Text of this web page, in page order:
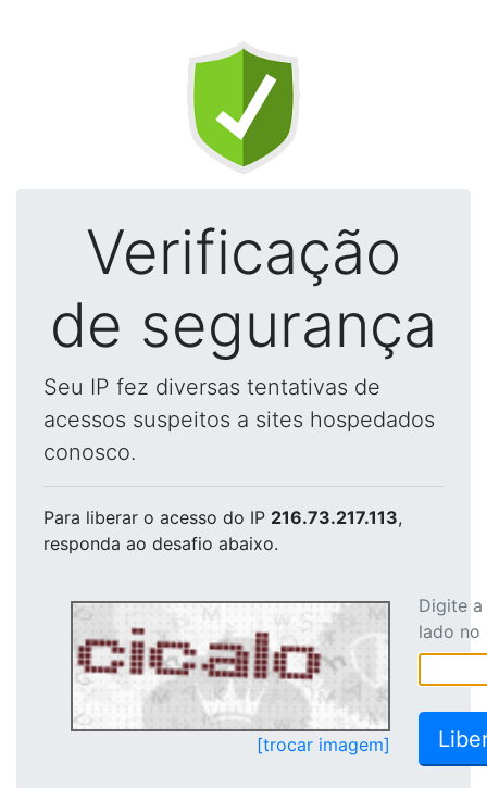
Verificação
de segurança
Seu IP fez diversas tentativas de
acessos suspeitos a sites hospedados
conosco.
Para liberar o acesso do IP 216.73.217.113,
responda ao desafio abaixo.
[trocar imagem]
Digite
lado no